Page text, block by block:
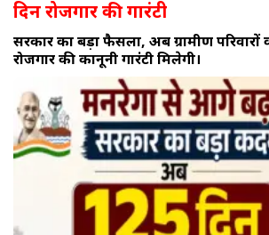
दिन रोजगार की गारंटी
सरकार का बड़ा फैसला, अब ग्रामीण परिवारों
रोजगार की कानूनी गारंटी मिलेगी।